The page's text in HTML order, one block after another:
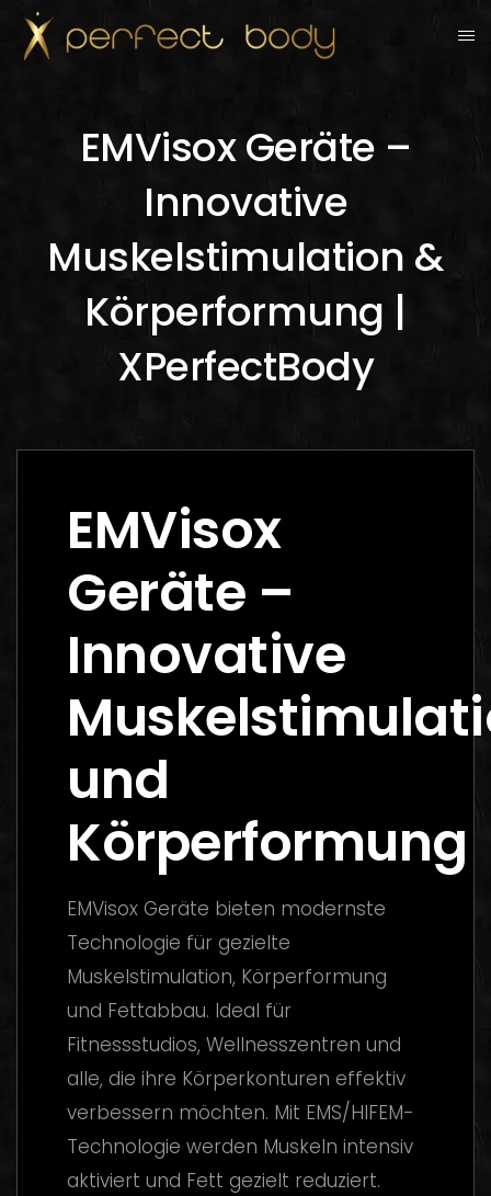
EMVisox Geräte –
Innovative
Muskelstimulation &
Körperformung |
XPerfectBody
EMVisox
Geräte –
Innovative
und
Körperformung
EMVisox Geräte bieten modernste
Technologie für gezielte
Muskelstimulation, Körperformung
und Fettabbau. Ideal für
Fitnessstudios, Wellnesszentren und
alle, die ihre Körperkonturen effektiv
verbessern möchten. Mit EMS/HIFEM-
Technologie werden Muskeln intensiv
aktiviert und Fett gezielt reduziert.